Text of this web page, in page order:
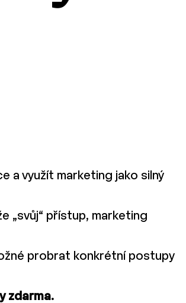
a využít marketing jako silný
„svůj“ přístup, marketing
probrat konkrétní postupy
zdarma.